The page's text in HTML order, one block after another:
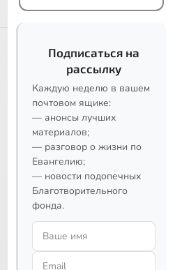
Подписаться на
рассылку
Каждую неделю в вашем
почтовом ящике:
— анонсы лучших
материалов;
— разговор о жизни по
Евангелию;
— новости подопечных
Благотворительного
фонда.